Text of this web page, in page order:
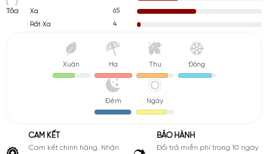
Tỏa
Xa
65
Rất Xa
4
Xuân Hạ Thu Đông
Đêm Ngày
CAM KẾT
Cam kết chính hãng. Nhận
BẢO HÀNH
Đổi trả miễn phí trong 10 ngày